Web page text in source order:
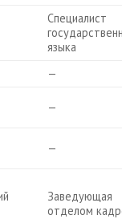
Специалист
языка
—
—
—
Заведующая
отделом